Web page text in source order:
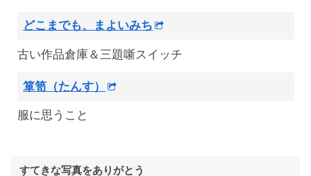
どこまでも、まよいみち
古い作品倉庫＆三題噺スイッチ
箪笥（たんす）
服に思うこと
すてきな写真をありがとう